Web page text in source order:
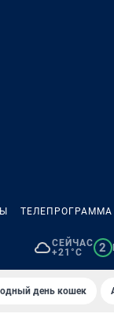
ТЕЛЕПРОГРАММА
СЕЙЧАС
+21°C
2
день кошек